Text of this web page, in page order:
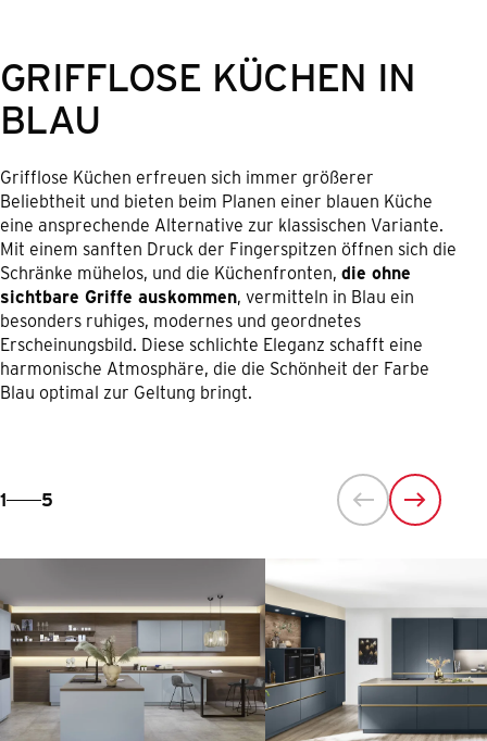
GRIFFLOSE KÜCHEN IN
BLAU
Grifflose Küchen erfreuen sich immer größerer
Beliebtheit und bieten beim Planen einer blauen Küche
eine ansprechende Alternative zur klassischen Variante.
Mit einem sanften Druck der Fingerspitzen öffnen sich die
Schränke mühelos, und die Küchenfronten, die ohne
sichtbare Griffe auskommen, vermitteln in Blau ein
besonders ruhiges, modernes und geordnetes
Erscheinungsbild. Diese schlichte Eleganz schafft eine
harmonische Atmosphäre, die die Schönheit der Farbe
Blau optimal zur Geltung bringt.
1 5